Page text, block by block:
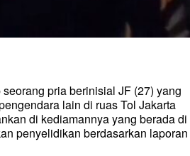
pria berinisial JF (27) yang
lain di ruas Tol Jakarta
di kediamannya yang berada di
penyelidikan berdasarkan laporan